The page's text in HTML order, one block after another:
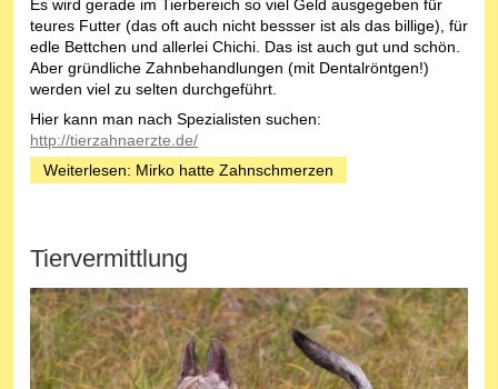
Es wird gerade im Tierbereich so viel Geld ausgegeben für
teures Futter (das oft auch nicht bessser ist als das billige), für
edle Bettchen und allerlei Chichi. Das ist auch gut und schön.
Aber gründliche Zahnbehandlungen (mit Dentalröntgen!)
werden viel zu selten durchgeführt.
Hier kann man nach Spezialisten suchen:
http://tierzahnaerzte.de/
Weiterlesen: Mirko hatte Zahnschmerzen
Tiervermittlung